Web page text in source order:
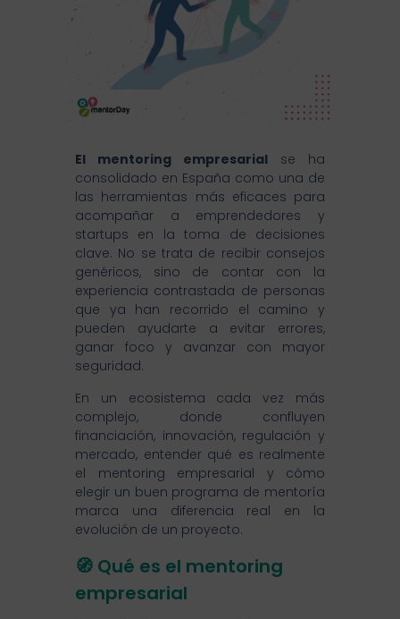
El mentoring empresarial se ha
consolidado en España como una de
las herramientas más eficaces para
acompañar a emprendedores y
startups en la toma de decisiones
clave. No se trata de recibir consejos
genéricos, sino de contar con la
experiencia contrastada de personas
que ya han recorrido el camino y
pueden ayudarte a evitar errores,
ganar foco y avanzar con mayor
seguridad.
En un ecosistema cada vez más
complejo, donde confluyen
financiación, innovación, regulación y
mercado, entender qué es realmente
el mentoring empresarial y cómo
elegir un buen programa de mentoría
marca una diferencia real en la
evolución de un proyecto.
🧭 Qué es el mentoring
empresarial